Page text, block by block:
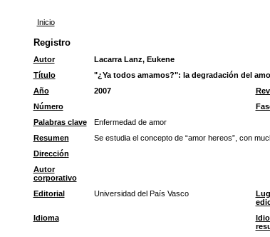
Inicio
Registro
Autor
Lacarra Lanz, Eukene
Título
"¿Ya todos amamos?": la degradación del
Año
2007
Número
Palabras clave
Enfermedad de amor
Resumen
Se estudia el concepto de “amor hereos”, con
Dirección
Autor
corporativo
Editorial Universidad del País Vasco
Idioma